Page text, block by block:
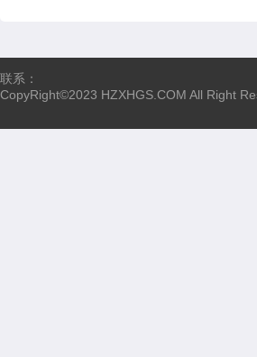
联系：
CopyRight©2023 HZXHGS.COM All Right